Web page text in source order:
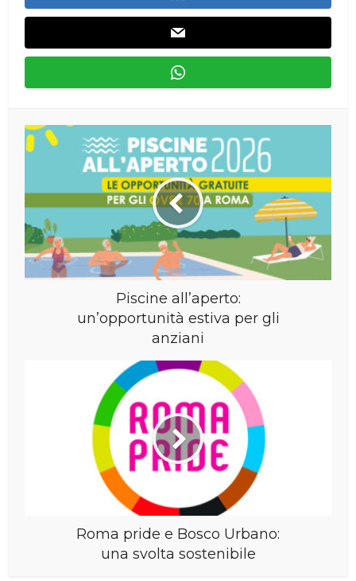
Piscine all’aperto:
un’opportunità estiva per gli
anziani
Roma pride e Bosco Urbano:
una svolta sostenibile